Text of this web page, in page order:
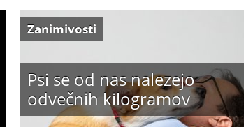
Psi se od nas nalezejo
odvečnih kilogramov
Zanimivosti